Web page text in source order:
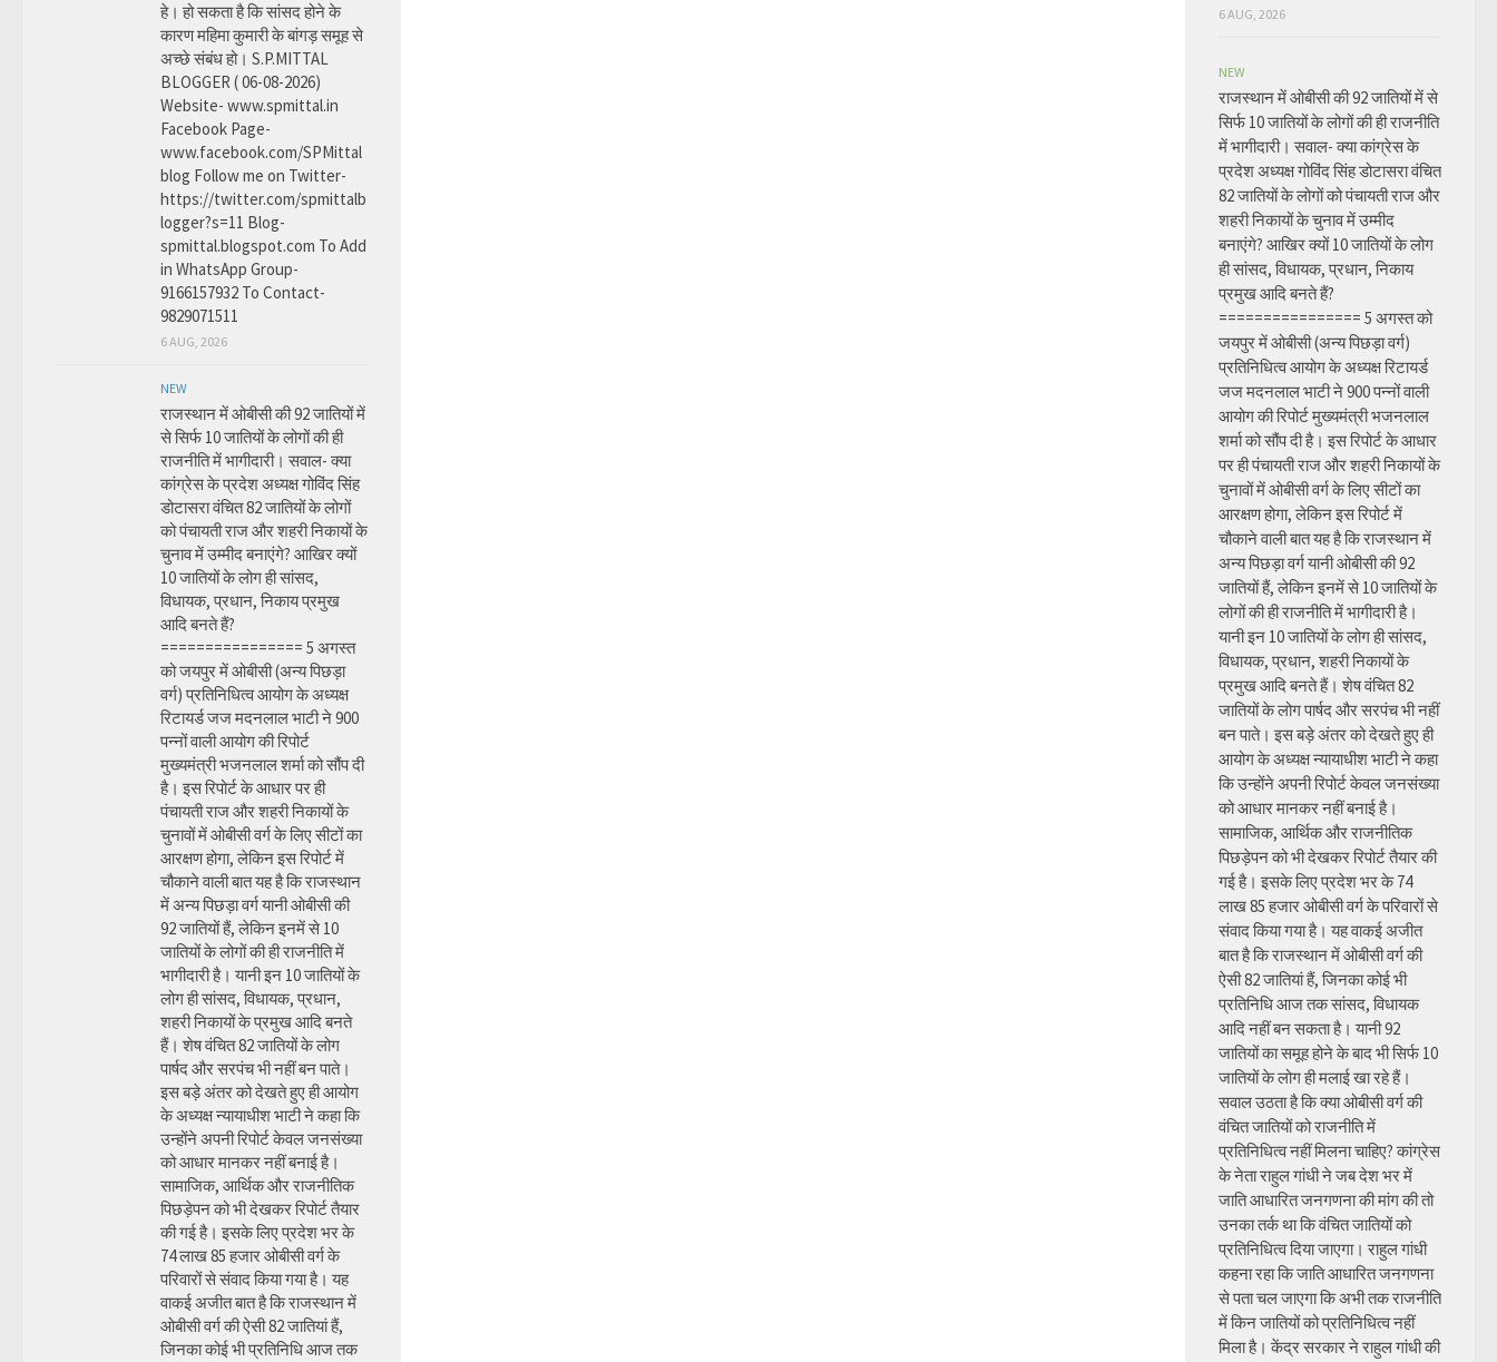
हे। हो सकता है कि सांसद होने के
कारण महिमा कुमारी के बांगड़ समूह से
अच्छे संबंध हो। S.P.MITTAL
BLOGGER ( 06-08-2026)
Website- www.spmittal.in
Facebook Page-
www.facebook.com/SPMittal
blog Follow me on Twitter-
https://twitter.com/spmittalb
logger?s=11 Blog-
spmittal.blogspot.com To Add
in WhatsApp Group-
9166157932 To Contact-
9829071511
6 AUG, 2026
NEW
राजस्थान में ओबीसी की 92 जातियों में
से सिर्फ 10 जातियों के लोगों की ही
राजनीति में भागीदारी। सवाल- क्या
कांग्रेस के प्रदेश अध्यक्ष गोविंद सिंह
डोटासरा वंचित 82 जातियों के लोगों
को पंचायती राज और शहरी निकायों के
चुनाव में उम्मीद बनाएंगे? आखिर क्यों
10 जातियों के लोग ही सांसद,
विधायक, प्रधान, निकाय प्रमुख
आदि बनते हैं?
================ 5 अगस्त
को जयपुर में ओबीसी (अन्य पिछड़ा
वर्ग) प्रतिनिधित्व आयोग के अध्यक्ष
रिटायर्ड जज मदनलाल भाटी ने 900
पन्नों वाली आयोग की रिपोर्ट
मुख्यमंत्री भजनलाल शर्मा को सौंप दी
है। इस रिपोर्ट के आधार पर ही
पंचायती राज और शहरी निकायों के
चुनावों में ओबीसी वर्ग के लिए सीटों का
आरक्षण होगा, लेकिन इस रिपोर्ट में
चौकाने वाली बात यह है कि राजस्थान
में अन्य पिछड़ा वर्ग यानी ओबीसी की
92 जातियों हैं, लेकिन इनमें से 10
जातियों के लोगों की ही राजनीति में
भागीदारी है। यानी इन 10 जातियों के
लोग ही सांसद, विधायक, प्रधान,
शहरी निकायों के प्रमुख आदि बनते
हैं। शेष वंचित 82 जातियों के लोग
पार्षद और सरपंच भी नहीं बन पाते।
इस बड़े अंतर को देखते हुए ही आयोग
के अध्यक्ष न्यायाधीश भाटी ने कहा कि
उन्होंने अपनी रिपोर्ट केवल जनसंख्या
को आधार मानकर नहीं बनाई है।
सामाजिक, आर्थिक और राजनीतिक
पिछड़ेपन को भी देखकर रिपोर्ट तैयार
की गई है। इसके लिए प्रदेश भर के
74 लाख 85 हजार ओबीसी वर्ग के
परिवारों से संवाद किया गया है। यह
वाकई अजीत बात है कि राजस्थान में
ओबीसी वर्ग की ऐसी 82 जातियां हैं,
जिनका कोई भी प्रतिनिधि आज तक
6 AUG, 2026
NEW
राजस्थान में ओबीसी की 92 जातियों में से
सिर्फ 10 जातियों के लोगों की ही राजनीति
में भागीदारी। सवाल- क्या कांग्रेस के
प्रदेश अध्यक्ष गोविंद सिंह डोटासरा वंचित
82 जातियों के लोगों को पंचायती राज और
शहरी निकायों के चुनाव में उम्मीद
बनाएंगे? आखिर क्यों 10 जातियों के लोग
ही सांसद, विधायक, प्रधान, निकाय
प्रमुख आदि बनते हैं?
================ 5 अगस्त को
जयपुर में ओबीसी (अन्य पिछड़ा वर्ग)
प्रतिनिधित्व आयोग के अध्यक्ष रिटायर्ड
जज मदनलाल भाटी ने 900 पन्नों वाली
आयोग की रिपोर्ट मुख्यमंत्री भजनलाल
शर्मा को सौंप दी है। इस रिपोर्ट के आधार
पर ही पंचायती राज और शहरी निकायों के
चुनावों में ओबीसी वर्ग के लिए सीटों का
आरक्षण होगा, लेकिन इस रिपोर्ट में
चौकाने वाली बात यह है कि राजस्थान में
अन्य पिछड़ा वर्ग यानी ओबीसी की 92
जातियों हैं, लेकिन इनमें से 10 जातियों के
लोगों की ही राजनीति में भागीदारी है।
यानी इन 10 जातियों के लोग ही सांसद,
विधायक, प्रधान, शहरी निकायों के
प्रमुख आदि बनते हैं। शेष वंचित 82
जातियों के लोग पार्षद और सरपंच भी नहीं
बन पाते। इस बड़े अंतर को देखते हुए ही
आयोग के अध्यक्ष न्यायाधीश भाटी ने कहा
कि उन्होंने अपनी रिपोर्ट केवल जनसंख्या
को आधार मानकर नहीं बनाई है।
सामाजिक, आर्थिक और राजनीतिक
पिछड़ेपन को भी देखकर रिपोर्ट तैयार की
गई है। इसके लिए प्रदेश भर के 74
लाख 85 हजार ओबीसी वर्ग के परिवारों से
संवाद किया गया है। यह वाकई अजीत
बात है कि राजस्थान में ओबीसी वर्ग की
ऐसी 82 जातियां हैं, जिनका कोई भी
प्रतिनिधि आज तक सांसद, विधायक
आदि नहीं बन सकता है। यानी 92
जातियों का समूह होने के बाद भी सिर्फ 10
जातियों के लोग ही मलाई खा रहे हैं।
सवाल उठता है कि क्या ओबीसी वर्ग की
वंचित जातियों को राजनीति में
प्रतिनिधित्व नहीं मिलना चाहिए? कांग्रेस
के नेता राहुल गांधी ने जब देश भर में
जाति आधारित जनगणना की मांग की तो
उनका तर्क था कि वंचित जातियों को
प्रतिनिधित्व दिया जाएगा। राहुल गांधी
कहना रहा कि जाति आधारित जनगणना
से पता चल जाएगा कि अभी तक राजनीति
में किन जातियों को प्रतिनिधित्व नहीं
मिला है। केंद्र सरकार ने राहुल गांधी की